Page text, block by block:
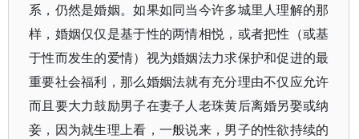
系，仍然是婚姻。如果如同当今许多城里人理解的那
样，婚姻仅仅是基于性的两情相悦，或者把性（或基
于性而发生的爱情）视为婚姻法力求保护和促进的最
重要社会福利，那么婚姻法就有充分理由不仅应允许
而且要大力鼓励男子在妻子人老珠黄后离婚另娶或纳
妾，因为就生理上看，一般说来，男子的性欲持续的